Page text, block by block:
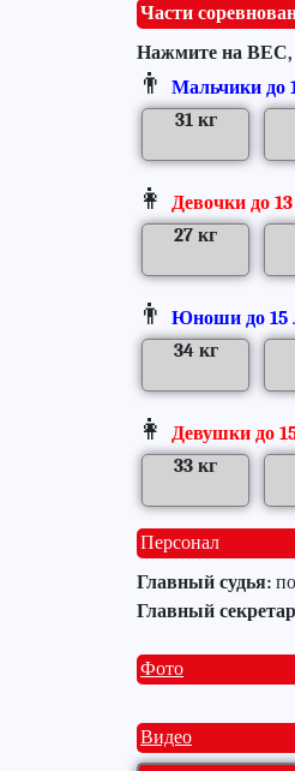
Части
Нажмите на ВЕС,
👨 Мальчики до
31 кг
👩 Девочки до
27 кг
👨 Юноши до 15
34 кг
👩 Девушки до
33 кг
Персонал
Главный судья:
Главный
Фото
Видео